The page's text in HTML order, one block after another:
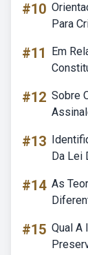
#10
Para
#11
Em
#12 Sobre
#13
Da Lei
#14 As
#15 Qual A